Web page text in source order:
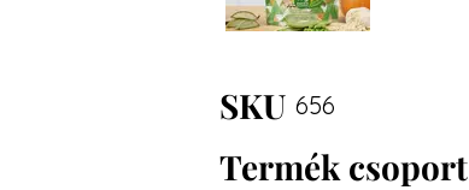
SKU 656
Termék csoport